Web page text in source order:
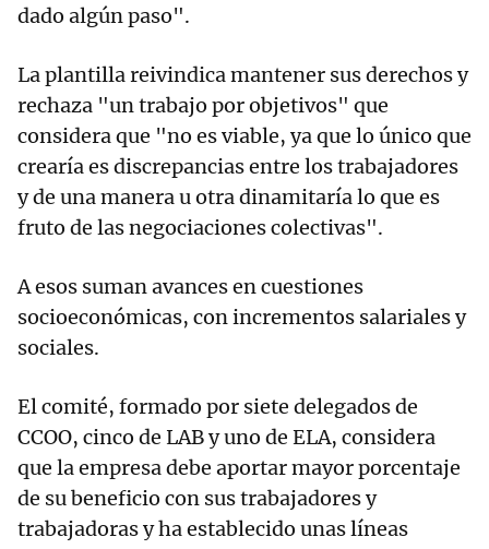
dado algún paso".
La plantilla reivindica mantener sus derechos y
rechaza "un trabajo por objetivos" que
considera que "no es viable, ya que lo único que
crearía es discrepancias entre los trabajadores
y de una manera u otra dinamitaría lo que es
fruto de las negociaciones colectivas".
A esos suman avances en cuestiones
socioeconómicas, con incrementos salariales y
sociales.
El comité, formado por siete delegados de
CCOO, cinco de LAB y uno de ELA, considera
que la empresa debe aportar mayor porcentaje
de su beneficio con sus trabajadores y
trabajadoras y ha establecido unas líneas